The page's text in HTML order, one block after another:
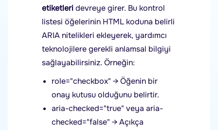
etiketleridevreye girer. Bu kontrol
listesi öğelerinin HTML koduna belirli
ARIA nitelikleri ekleyerek, yardımcı
teknolojilere gerekli anlamsal bilgiyi
sağlayabilirsiniz. Örneğin:
role="checkbox" → Öğenin bir
onay kutusu olduğunu belirtir.
aria-checked="true" veya aria-
checked="false" → Açıkça